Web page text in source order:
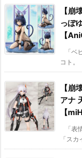
【崩
っぽ
【
「
コト。
【
アナ
【
「
「ス